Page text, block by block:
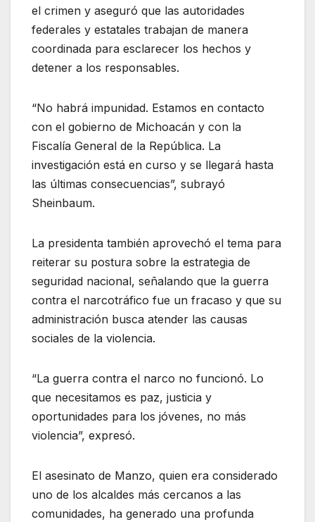
el crimen y aseguró que las autoridades
federales y estatales trabajan de manera
coordinada para esclarecer los hechos y
detener a los responsables.
“No habrá impunidad. Estamos en contacto
con el gobierno de Michoacán y con la
Fiscalía General de la República. La
investigación está en curso y se llegará hasta
las últimas consecuencias”, subrayó
Sheinbaum.
La presidenta también aprovechó el tema para
reiterar su postura sobre la estrategia de
seguridad nacional, señalando que la guerra
contra el narcotráfico fue un fracaso y que su
administración busca atender las causas
sociales de la violencia.
“La guerra contra el narco no funcionó. Lo
que necesitamos es paz, justicia y
oportunidades para los jóvenes, no más
violencia”, expresó.
El asesinato de Manzo, quien era considerado
uno de los alcaldes más cercanos a las
comunidades, ha generado una profunda